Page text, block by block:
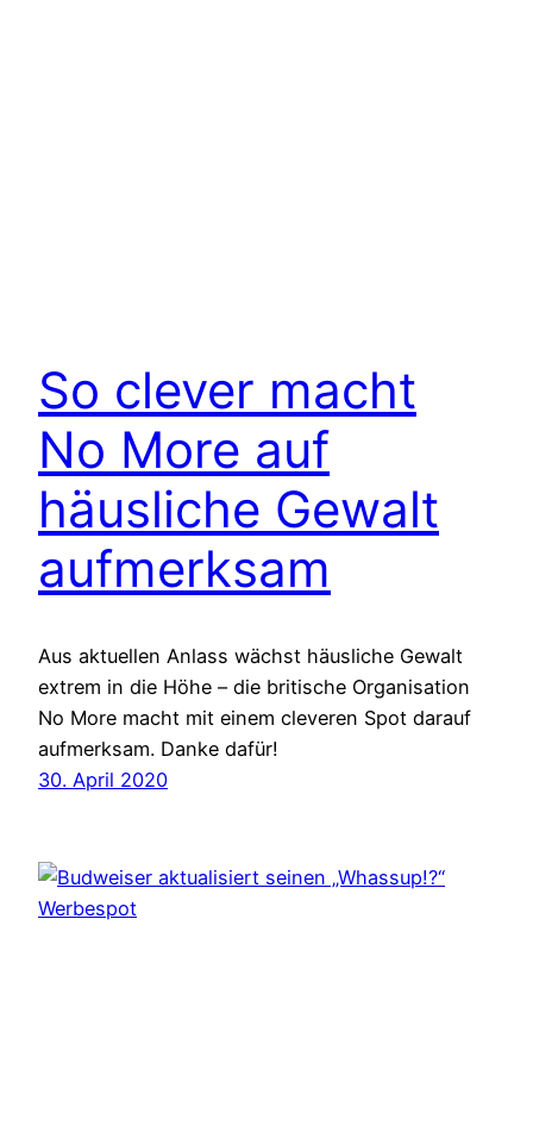
So clever macht
No More auf
häusliche Gewalt
aufmerksam
Aus aktuellen Anlass wächst häusliche Gewalt
extrem in die Höhe – die britische Organisation
No More macht mit einem cleveren Spot darauf
aufmerksam. Danke dafür!
30. April 2020